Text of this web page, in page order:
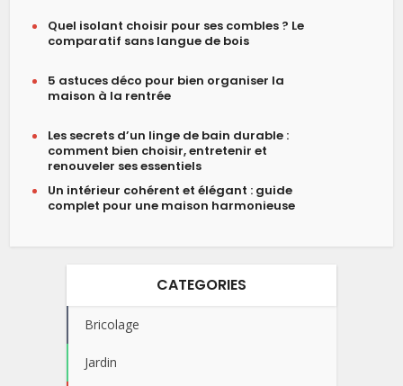
Quel isolant choisir pour ses combles ? Le
comparatif sans langue de bois
5 astuces déco pour bien organiser la
maison à la rentrée
Les secrets d’un linge de bain durable :
comment bien choisir, entretenir et
renouveler ses essentiels
Un intérieur cohérent et élégant : guide
complet pour une maison harmonieuse
CATEGORIES
Bricolage
Jardin